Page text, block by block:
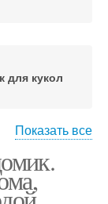
для кукол
гнома
Показать все